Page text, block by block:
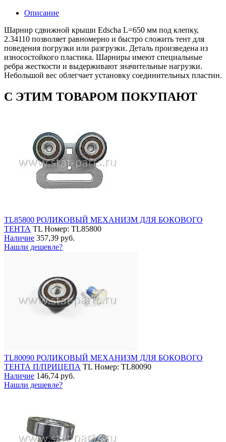
Описание
Шарнир сдвижной крыши Edscha L=650 мм под клепку,
2.34110 позволяет равномерно и быстро сложить тент для
поведения погрузки или разгрузки. Деталь произведена из
износостойкого пластика. Шарниры имеют специальные
ребра жесткости и выдерживают значительные нагрузки.
Небольшой вес облегчает установку соединительных пластин.
С ЭТИМ ТОВАРОМ ПОКУПАЮТ
TL85800 РОЛИКОВЫЙ МЕХАНИЗМ ДЛЯ БОКОВОГО
ТЕНТА TL Номер: TL85800
Наличие 357,39 руб.
Нашли дешевле?
TL80090 РОЛИКОВЫЙ МЕХАНИЗМ ДЛЯ БОКОВОГО
ТЕНТА П/ПРИЦЕПА TL Номер: TL80090
Наличие 146,74 руб.
Нашли дешевле?